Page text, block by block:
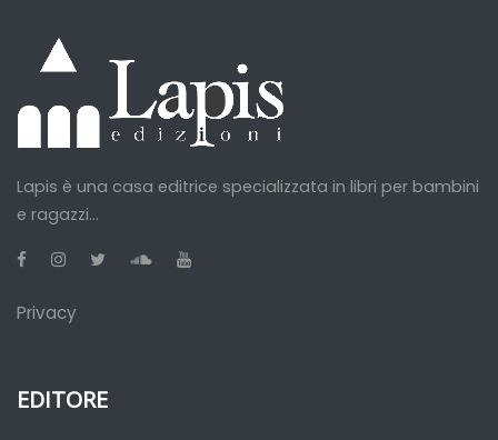
Lapis è una casa editrice specializzata in libri per bambini
e ragazzi...
Privacy
EDITORE